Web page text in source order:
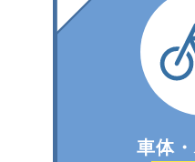
車体